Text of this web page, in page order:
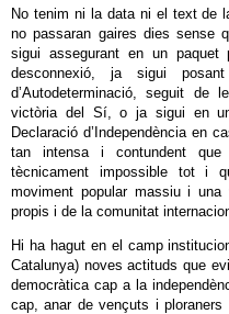
No tenim ni la data ni el text de
no passaran gaires dies sense
sigui assegurant en un
desconnexió, ja sigui
d’Autodeterminació, seguit
victòria del Sí, o ja sigui en
Declaració d’Independència en
tan intensa i contundent que
tècnicament impossible tot i
moviment popular massiu i
propis i de la comunitat
Hi ha hagut en el camp
Catalunya) noves actituds que
democràtica cap a la
cap, anar de vençuts i